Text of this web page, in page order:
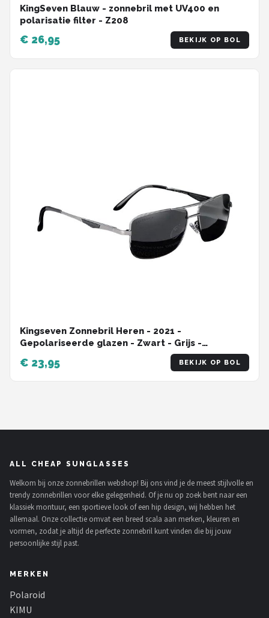
KingSeven Blauw - zonnebril met UV400 en
polarisatie filter - Z208
€ 26,95 BEKIJK OP BOL
Kingseven Zonnebril Heren - 2021 -
Gepolariseerde glazen - Zwart - Grijs -
€ 23,95 BEKIJK OP BOL
ALL CHEAP SUNGLASSES
Welkom bij onze zonnebrillen webshop! Bij ons vind je de meest stijlvolle en
trendy zonnebrillen voor elke gelegenheid. Of je nu op zoek bent naar een
klassiek montuur, een sportieve look of een hip design, wij hebben het
allemaal. Onze collectie omvat een breed scala aan merken, kleuren en
vormen, zodat je altijd de perfecte zonnebril kunt vinden die bij jouw
persoonlijke stijl past.
MERKEN
Polaroid
KIMU